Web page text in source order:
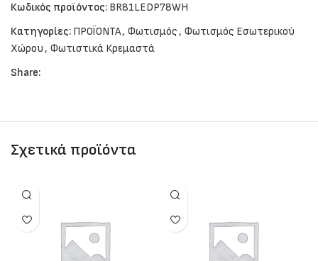
Κωδικός προϊόντος: BR81LEDP78WH
Κατηγορίες: ΠΡΟΪΟΝΤΑ, Φωτισμός, Φωτισμός Εσωτερικού
Χώρου, Φωτιστικά Κρεμαστά
Share:
Σχετικά προϊόντα